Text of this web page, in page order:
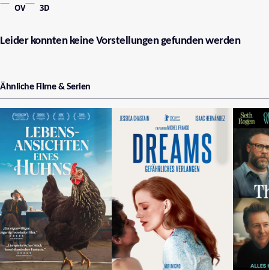
OV 3D
Leider konnten keine Vorstellungen gefunden werden
Ähnliche Filme & Serien